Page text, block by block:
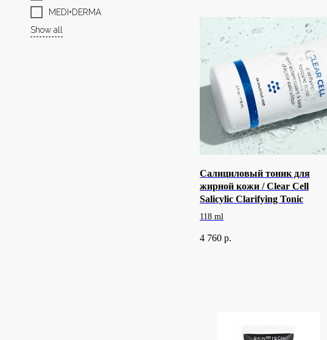
MEDI+DERMA
Show all
Салициловый тоник для
жирной кожи / Clear Cell
Salicylic Clarifying Tonic
118 ml
4 760 р.